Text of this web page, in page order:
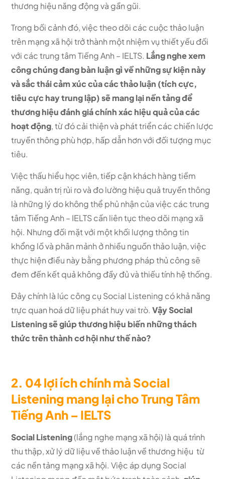
thương hiệu năng động và gần gũi.
Trong bối cảnh đó, việc theo dõi các cuộc thảo luận
trên mạng xã hội trở thành một nhiệm vụ thiết yếu đối
với các trung tâm Tiếng Anh – IELTS. Lắng nghe xem
công chúng đang bàn luận gì về những sự kiện này
và sắc thái cảm xúc của các thảo luận (tích cực,
tiêu cực hay trung lập) sẽ mang lại nền tảng để
thương hiệu đánh giá chính xác hiệu quả của các
hoạt động, từ đó cải thiện và phát triển các chiến lược
truyền thông phù hợp, hấp dẫn hơn với đối tượng mục
tiêu.
Việc thấu hiểu học viên, tiếp cận khách hàng tiềm
năng, quản trị rủi ro và đo lường hiệu quả truyền thông
là những lý do không thể phủ nhận của việc các trung
tâm Tiếng Anh – IELTS cần liên tục theo dõi mạng xã
hội. Nhưng đối mặt với một khối lượng thông tin
khổng lồ và phân mảnh ở nhiều nguồn thảo luận, việc
thực hiện điều này bằng phương pháp thủ công sẽ
đem đến kết quả không đầy đủ và thiếu tính hệ thống.
Đây chính là lúc công cụ Social Listening có khả năng
trực quan hoá dữ liệu phát huy vai trò.Vậy Social
Listening sẽ giúp thương hiệu biến những thách
thức trên thành cơ hội như thế nào?
2. 04 lợi ích chính mà Social
Listening mang lại cho Trung Tâm
Tiếng Anh – IELTS
Social Listening(lắng nghe mạng xã hội) là quá trình
thu thập, xử lý dữ liệu về thảo luận về thương hiệu từ
các nền tảng mạng xã hội. Việc áp dụng Social